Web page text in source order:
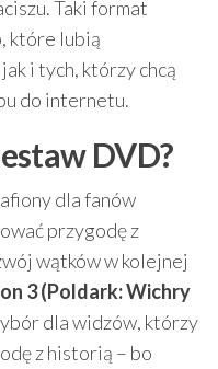
Taki format
które lubią
i tych, którzy chcą
do internetu.
DVD?
dla fanów
przygodę z
wątków w kolejnej
3 (Poldark: Wichry
dla widzów, którzy
z historią – bo